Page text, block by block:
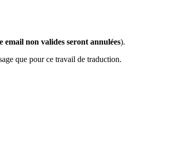
email non valides seront annulées).
que pour ce travail de traduction.